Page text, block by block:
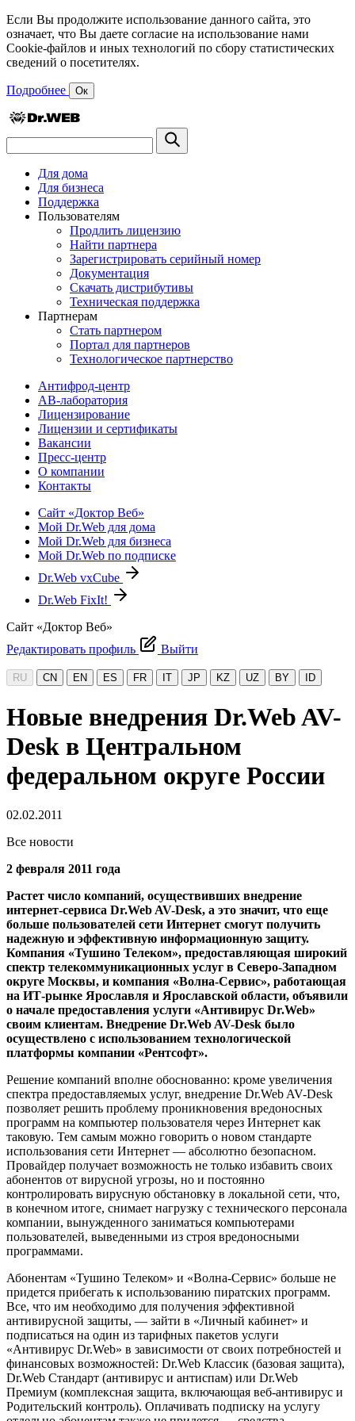
Если Вы продолжите использование данного сайта, это
означает, что Вы даете согласие на использование нами
Cookie-файлов и иных технологий по сбору статистических
сведений о посетителях.
Подробнее Ок
Для дома
Для бизнеса
Поддержка
Пользователям
Продлить лицензию
Найти партнера
Зарегистрировать серийный номер
Документация
Скачать дистрибутивы
Техническая поддержка
Партнерам
Стать партнером
Портал для партнеров
Технологическое партнерство
Антифрод-центр
АВ-лаборатория
Лицензирование
Лицензии и сертификаты
Вакансии
Пресс-центр
О компании
Контакты
Сайт «Доктор Веб»
Мой Dr.Web для дома
Мой Dr.Web для бизнеса
Мой Dr.Web по подписке
Dr.Web vxCube
Dr.Web FixIt!
Сайт «Доктор Веб»
Редактировать профиль
Выйти
RU CN EN ES FR IT JP KZ UZ BY ID
Новые внедрения Dr.Web AV-
Desk в Центральном
федеральном округе России
02.02.2011
Все новости
2 февраля 2011 года
Растет число компаний, осуществивших внедрение
интернет-сервиса Dr.Web AV-Desk, а это значит, что еще
больше пользователей сети Интернет смогут получить
надежную и эффективную информационную защиту.
Компания «Тушино Телеком», предоставляющая широкий
спектр телекоммуникационных услуг в Северо-Западном
округе Москвы, и компания «Волна-Сервис», работающая
на ИТ-рынке Ярославля и Ярославской области, объявили
о начале предоставления услуги «Антивирус Dr.Web»
своим клиентам. Внедрение Dr.Web AV-Desk было
осуществлено с использованием технологической
платформы компании «Рентсофт».
Решение компаний вполне обоснованно: кроме увеличения
спектра предоставляемых услуг, внедрение Dr.Web AV-Desk
позволяет решить проблему проникновения вредоносных
программ на компьютер пользователя через Интернет как
таковую. Тем самым можно говорить о новом стандарте
использования сети Интернет — абсолютно безопасном.
Провайдер получает возможность не только избавить своих
абонентов от вирусной угрозы, но и постоянно
контролировать вирусную обстановку в локальной сети, что,
в конечном итоге, снимает нагрузку с технического персонала
компании, вынужденного заниматься компьютерами
пользователей, выведенными из строя вредоносными
программами.
Абонентам «Тушино Телеком» и «Волна-Сервис» больше не
придется прибегать к использованию пиратских программ.
Все, что им необходимо для получения эффективной
антивирусной защиты, — зайти в «Личный кабинет» и
подписаться на один из тарифных пакетов услуги
«Антивирус Dr.Web» в зависимости от своих потребностей и
финансовых возможностей: Dr.Web Классик (базовая защита),
Dr.Web Стандарт (антивирус и антиспам) или Dr.Web
Премиум (комплексная защита, включающая веб-антивирус и
Родительский контроль). Оплачивать подписку на услугу